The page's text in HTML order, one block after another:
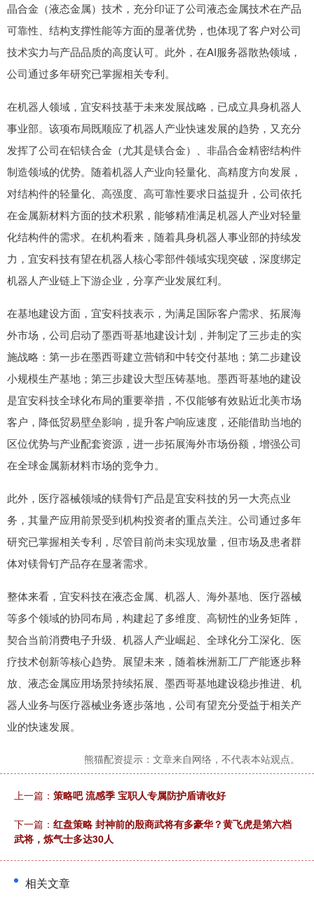
晶合金（液态金属）技术，充分印证了公司液态金属技术在产品
可靠性、结构支撑性能等方面的显著优势，也体现了客户对公司
技术实力与产品品质的高度认可。此外，在AI服务器散热领域，
公司通过多年研究已掌握相关专利。
在机器人领域，宜安科技基于未来发展战略，已成立具身机器人
事业部。该项布局既顺应了机器人产业快速发展的趋势，又充分
发挥了公司在铝镁合金（尤其是镁合金）、非晶合金精密结构件
制造领域的优势。随着机器人产业向轻量化、高精度方向发展，
对结构件的轻量化、高强度、高可靠性要求日益提升，公司依托
在金属新材料方面的技术积累，能够精准满足机器人产业对轻量
化结构件的需求。在机构看来，随着具身机器人事业部的持续发
力，宜安科技有望在机器人核心零部件领域实现突破，深度绑定
机器人产业链上下游企业，分享产业发展红利。
在基地建设方面，宜安科技表示，为满足国际客户需求、拓展海
外市场，公司启动了墨西哥基地建设计划，并制定了三步走的实
施战略：第一步在墨西哥建立营销和中转交付基地；第二步建设
小规模生产基地；第三步建设大型压铸基地。墨西哥基地的建设
是宜安科技全球化布局的重要举措，不仅能够有效贴近北美市场
客户，降低贸易壁垒影响，提升客户响应速度，还能借助当地的
区位优势与产业配套资源，进一步拓展海外市场份额，增强公司
在全球金属新材料市场的竞争力。
此外，医疗器械领域的镁骨钉产品是宜安科技的另一大亮点业
务，其量产应用前景受到机构投资者的重点关注。公司通过多年
研究已掌握相关专利，尽管目前尚未实现放量，但市场及患者群
体对镁骨钉产品存在显著需求。
整体来看，宜安科技在液态金属、机器人、海外基地、医疗器械
等多个领域的协同布局，构建起了多维度、高韧性的业务矩阵，
契合当前消费电子升级、机器人产业崛起、全球化分工深化、医
疗技术创新等核心趋势。展望未来，随着株洲新工厂产能逐步释
放、液态金属应用场景持续拓展、墨西哥基地建设稳步推进、机
器人业务与医疗器械业务逐步落地，公司有望充分受益于相关产
业的快速发展。
熊猫配资提示：文章来自网络，不代表本站观点。
上一篇： 策略吧 流感季 宝职人专属防护盾请收好
下一篇： 红盘策略 封神前的殷商武将有多豪华？黄飞虎是第六档
武将，炼气士多达30人
相关文章